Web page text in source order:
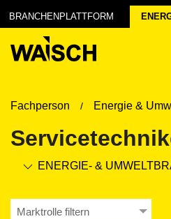
BRANCHENPLATTFORM
Fachperson Energie &
ENERGIE- &
Marktrolle filtern